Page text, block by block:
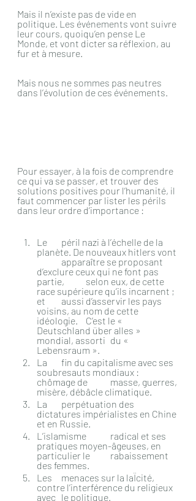
Mais il n’existe pas de vide en
politique. Les événements vont suivre
leur cours, quoiqu’en pense Le
Monde, et vont dicter sa réflexion, au
fur et à mesure.
Mais nous ne sommes pas neutres
dans l’évolution de ces événements.
Pour essayer, à la fois de comprendre
ce qui va se passer, et trouver des
solutions positives pour l’humanité, il
faut commencer par lister les périls
dans leur ordre d’importance :
Le 	péril nazi à l’échelle de la
planète. De nouveaux hitlers vont
d’exclure ceux qui ne font pas
partie, 	selon eux, de cette
race supérieure qu’ils incarnent ;
et 	aussi d’asservir les pays
voisins, au nom de cette
idéologie. 	C’est le «
Deutschland über alles »
mondial, assorti 	du «
Lebensraum ».
La 	fin du capitalisme avec ses
soubresauts mondiaux :
chômage de 	masse, guerres,
misère, débâcle climatique.
La 	perpétuation des
dictatures impérialistes en Chine
et en Russie.
L’islamisme 	radical et ses
pratiques moyen-âgeuses, en
particulier le 	rabaissement
des femmes.
Les 	menaces sur la laÏcité,
contre l’interférence du religieux
avec 	le politique.